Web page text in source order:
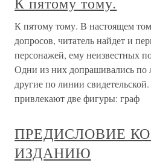
К пятому тому. В настоящем
допросов, читатель найдет и
персонажей, ему неизвестных
Одни из них допрашивались
другие по линии
привлекают две фигуры: граф
ПРЕДИСЛОВИЕ
ИЗДАНИЮ